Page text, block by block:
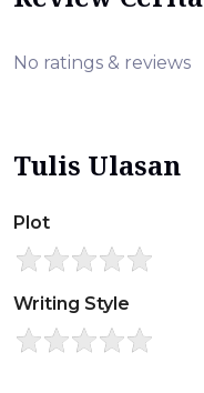
No ratings & reviews
Tulis Ulasan
Plot
Writing Style